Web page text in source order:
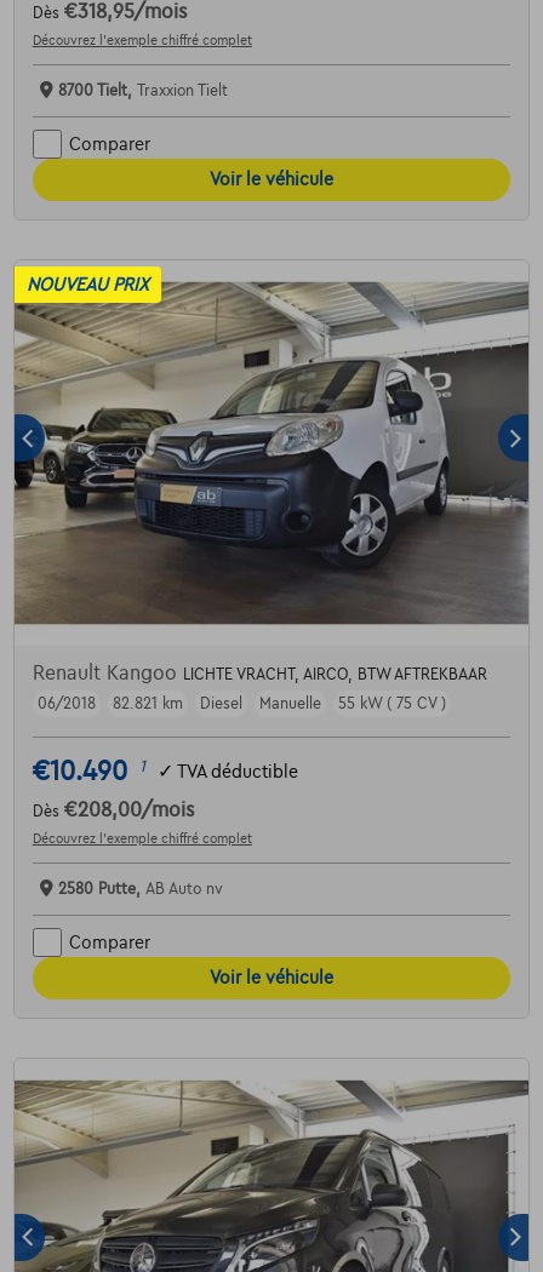
Dès €318,95/mois
Découvrez l’exemple chiffré complet
8700 Tielt, Traxxion Tielt
Comparer
Voir le véhicule
NOUVEAU PRIX
Renault Kangoo LICHTE VRACHT, AIRCO, BTW AFTREKBAAR
06/2018
82.821 km Diesel Manuelle 55 kW ( 75 CV )
€10.490 1 ✓ TVA déductible
Dès €208,00/mois
Découvrez l’exemple chiffré complet
2580 Putte, AB Auto nv
Comparer
Voir le véhicule